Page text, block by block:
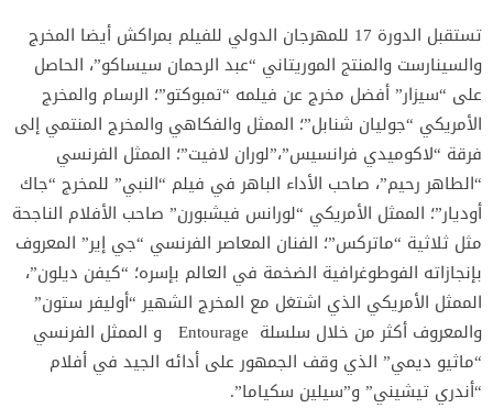
‫تستقبل الدورة 17 للمهرجان الدولي للفيلم بمراكش أيضا المخرج
والسينارست والمنتج الموريتاني “عبد الرحمان سيساكو”، الحاصل
على “سيزار” أفضل مخرج عن فيلمه “تمبوكتو”؛ الرسام والمخرج
الأمريكي “جوليان شنابل”؛ الممثل والفكاهي والمخرج المنتمي إلى
فرقة “لاكوميدي فرانسيس”،”لوران لافيت”؛ الممثل الفرنسي
“الطاهر رحيم”، صاحب الأداء الباهر في فيلم “النبي” للمخرج “جاك
أوديار”؛ الممثل الأمريكي “لورانس فيشبورن” صاحب الأفلام الناجحة
مثل ثلاثية “ماتركس”؛ الفنان المعاصر الفرنسي “جي إير” المعروف
بإنجازاته الفوطوغرافية الضخمة في العالم بإسره؛ “كيفن ديلون”،
الممثل الأمريكي الذي اشتغل مع المخرج الشهير “أوليفر ستون”
والمعروف أكثر من خلال سلسلة Entourage و الممثل الفرنسي
“ماثيو ديمي” الذي وقف الجمهور على أدائه الجيد في أفلام
“أندري تيشيني” و”سيلين سكياما”.